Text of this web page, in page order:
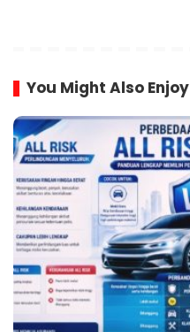
You Might Also Enjoy